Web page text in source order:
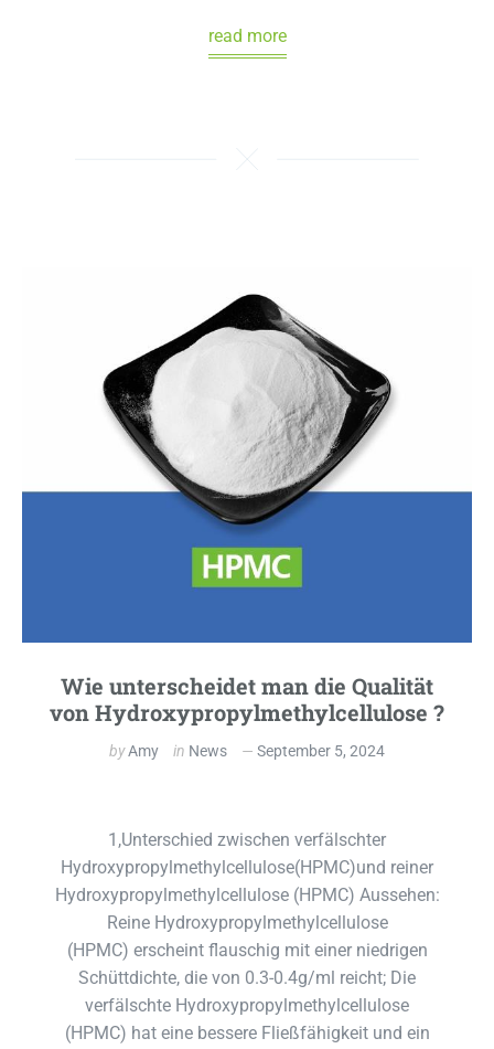
read more
Wie unterscheidet man die Qualität
von Hydroxypropylmethylcellulose ?
byAmy in News September 5, 2024
1,Unterschied zwischen verfälschter
Hydroxypropylmethylcellulose(HPMC)und reiner
Hydroxypropylmethylcellulose (HPMC) Aussehen:
Reine Hydroxypropylmethylcellulose
(HPMC) erscheint flauschig mit einer niedrigen
Schüttdichte, die von 0.3-0.4g/ml reicht; Die
verfälschte Hydroxypropylmethylcellulose
(HPMC) hat eine bessere Fließfähigkeit und ein